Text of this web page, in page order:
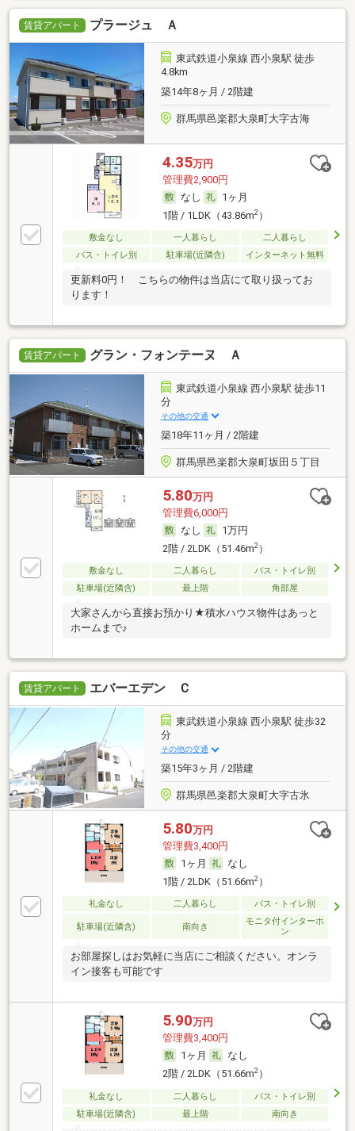
賃貸アパート プラージュ Ａ
東武鉄道小泉線 西小泉駅 徒歩
4.8km
築14年8ヶ月 / 2階建
群馬県邑楽郡大泉町大字古海
4.35万円
管理費2,900円
なし
1ヶ月
1階 / 1LDK（43.86m2）
敷金なし 一人暮らし
二人暮らし
バス・トイレ別
駐車場(近隣含) インターネット無料
更新料0円！ こちらの物件は当店にて取り扱ってお
ります！
賃貸アパート グラン・フォンテーヌ Ａ
東武鉄道小泉線 西小泉駅 徒歩11
分
その他の交通
築18年11ヶ月 / 2階建
群馬県邑楽郡大泉町坂田５丁目
5.80万円
管理費6,000円
なし
1万円
2階 / 2LDK（51.46m2）
敷金なし 二人暮らし
バス・トイレ別
駐車場(近隣含)
最上階 角部屋
大家さんから直接お預かり★積水ハウス物件はあっと
ホームまで♪
賃貸アパート エバーエデン Ｃ
東武鉄道小泉線 西小泉駅 徒歩32
分
その他の交通
築15年3ヶ月 / 2階建
群馬県邑楽郡大泉町大字古氷
5.80万円
管理費3,400円
1ヶ月
なし
1階 / 2LDK（51.66m2）
礼金なし 二人暮らし バス・トイレ別
駐車場(近隣含) 南向き
モニタ付インターホ
ン
お部屋探しはお気軽に当店にご相談ください。オンラ
イン接客も可能です
5.90万円
管理費3,400円
1ヶ月
なし
2階 / 2LDK（51.66m2）
礼金なし 二人暮らし
バス・トイレ別
駐車場(近隣含)
最上階 南向き